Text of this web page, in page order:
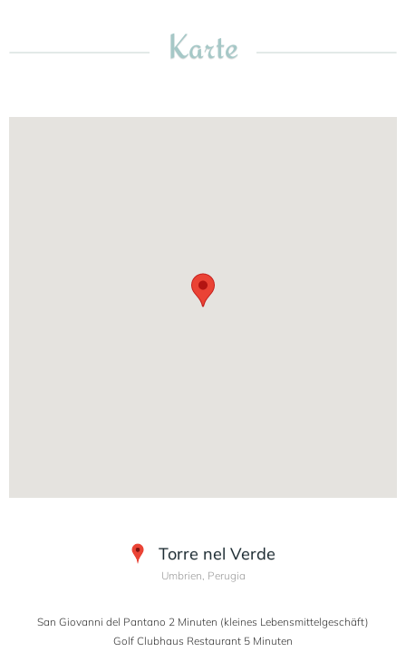
Karte
Torre nel Verde
Umbrien, Perugia
San Giovanni del Pantano 2 Minuten (kleines Lebensmittelgeschäft)
Golf Clubhaus Restaurant 5 Minuten